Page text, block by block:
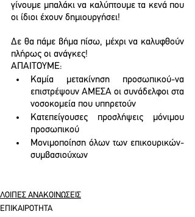
γίνουμε μπαλάκι να καλύπτουμε τα κενά που
οι ίδιοι έχουν δημιουργήσει!
Δε θα πάμε βήμα πίσω, μέχρι να καλυφθούν
πλήρως οι ανάγκες!
ΑΠΑΙΤΟΥΜΕ:
Καμία μετακίνηση προσωπικού-να
επιστρέψουν ΑΜΕΣΑ οι συνάδελφοι στα
νοσοκομεία που υπηρετούν
Κατεπείγουσες προσλήψεις μόνιμου
προσωπικού
Μονιμοποίηση όλων των επικουρικών-
συμβασιούχων
ΛΟΙΠΕΣ ΑΝΑΚΟΙΝΩΣΕΙΣ
ΕΠΙΚΑΙΡΟΤΗΤΑ